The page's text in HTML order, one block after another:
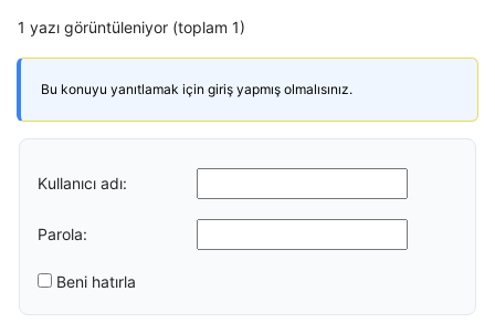
1 yazı görüntüleniyor (toplam 1)
Bu konuyu yanıtlamak için giriş yapmış olmalısınız.
Kullanıcı adı:
Parola:
Beni hatırla